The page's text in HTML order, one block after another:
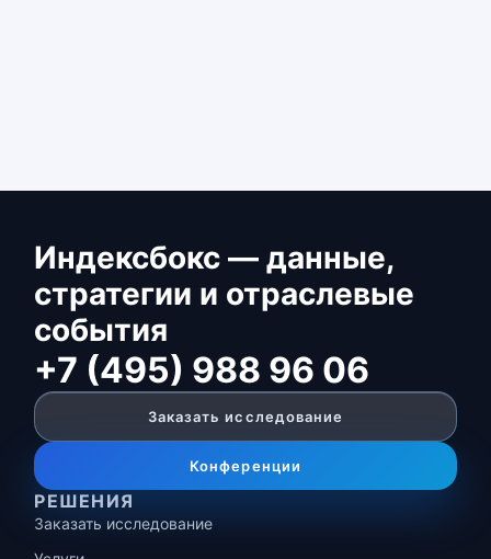
Индексбокс — данные,
стратегии и отраслевые
события
+7 (495) 988 96 06
Заказать исследование
Конференции
РЕШЕНИЯ
Заказать исследование